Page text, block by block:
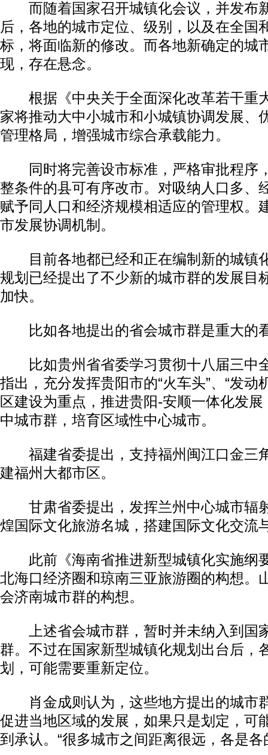
而随着国家召开城镇化会议，并发布
后，各地的城市定位、级别，以及在全国
标，将面临新的修改。而各地新确定的城
现，存在悬念。
根据《中央关于全面深化改革若干重
家将推动大中小城市和小城镇协调发展、
管理格局，增强城市综合承载能力。
同时将完善设市标准，严格审批程序
整条件的县可有序改市。对吸纳人口多、
赋予同人口和经济规模相适应的管理权。
市发展协调机制。
目前各地都已经和正在编制新的城镇
规划已经提出了不少新的城市群的发展目
加快。
比如各地提出的省会城市群是重大的
比如贵州省省委学习贯彻十八届三中
指出，充分发挥贵阳市的“火车头”、“发动
区建设为重点，推进贵阳-安顺一体化发
中城市群，培育区域性中心城市。
福建省委提出，支持福州闽江口金三
建福州大都市区。
甘肃省委提出，发挥兰州中心城市辐
煌国际文化旅游名城，搭建国际文化交流
此前《海南省推进新型城镇化实施纲
北海口经济圈和琼南三亚旅游圈的构想。
会济南城市群的构想。
上述省会城市群，暂时并未纳入到国
群。不过在国家新型城镇化规划出台后，
划，可能需要重新定位。
肖金成则认为，这些地方提出的城市
促进当地区域的发展，如果只是划定，可
到承认。“很多城市之间距离很远，各是各